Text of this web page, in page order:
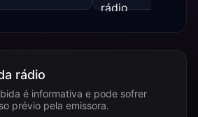
rádio
é informativa e pode sofrer
prévio pela emissora.